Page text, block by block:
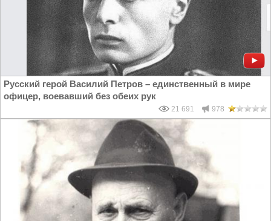
Русский герой Василий Петров – единственный в мире
офицер, воевавший без обеих рук
21 691 978